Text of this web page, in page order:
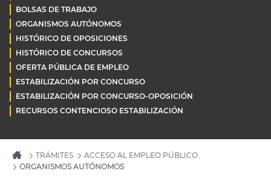
BOLSAS DE TRABAJO
ORGANISMOS AUTÓNOMOS
HISTÓRICO DE OPOSICIONES
HISTÓRICO DE CONCURSOS
OFERTA PÚBLICA DE EMPLEO
ESTABILIZACIÓN POR CONCURSO
ESTABILIZACIÓN POR CONCURSO-OPOSICIÓN
RECURSOS CONTENCIOSO ESTABILIZACIÓN
TRÁMITES
ACCESO AL EMPLEO PÚBLICO
ORGANISMOS AUTÓNOMOS